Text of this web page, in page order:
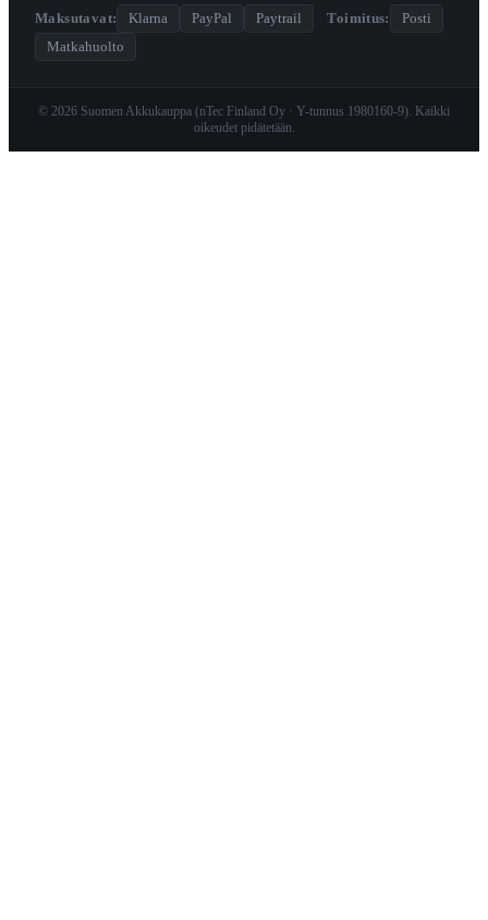
Maksutavat: Klarna PayPal Paytrail · Toimitus:
Posti
Matkahuolto
© 2026 Suomen Akkukauppa (nTec Finland Oy · Y-tunnus 1980160-9). Kaikki
oikeudet pidätetään.